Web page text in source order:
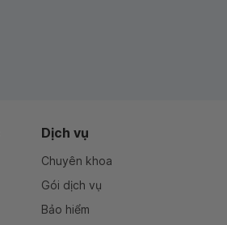
Dịch vụ
Chuyên khoa
Gói dịch vụ
Bảo hiểm